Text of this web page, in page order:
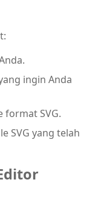
ingin Anda
format SVG.
SVG yang telah